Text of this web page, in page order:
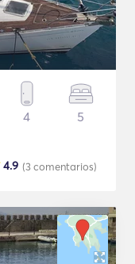
4 5
(3comentarios)
4.9